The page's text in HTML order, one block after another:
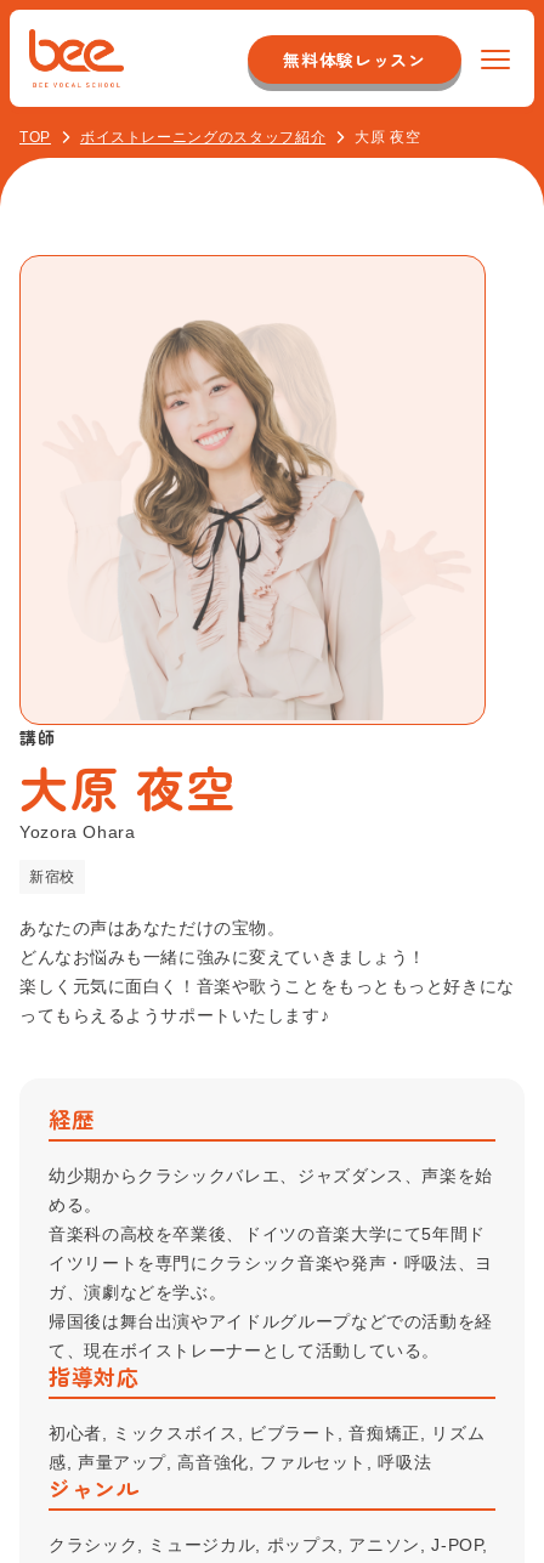
無料体験レッスン
Beeについて
店舗のこだわり
イベント紹介
最新情報
よくある質問
オンラインレッスンコース
音痴克服コース
バンドボーカルコース
プロ志望コース
弾き語りコース
声楽・ミュージカルコース
ボイストレーナー養成コース
動画サイト/SNSアップコース
大人（40代以上）のボーカルコース
趣味で歌を楽しむコース
ミックスボイス習得コース
R&Bコース
スタッフについて
校舎一覧
新宿校
池袋本校
池袋校
渋谷宮益坂校
銀座校
吉祥寺南口校
お客様の声
お問い合わせ
プライバシーポリシー
Beeボーカルスクール
Beeギタースクール
Beeボイススクール
Beeベーススクール
TOP ボイストレーニングのスタッフ紹介 大原 夜空
講師
大原 夜空
Yozora Ohara
新宿校
あなたの声はあなただけの宝物。
どんなお悩みも一緒に強みに変えていきましょう！
楽しく元気に面白く！音楽や歌うことをもっともっと好きにな
ってもらえるようサポートいたします♪
経歴
幼少期からクラシックバレエ、ジャズダンス、声楽を始
める。
音楽科の高校を卒業後、ドイツの音楽大学にて5年間ド
イツリートを専門にクラシック音楽や発声・呼吸法、ヨ
ガ、演劇などを学ぶ。
帰国後は舞台出演やアイドルグループなどでの活動を経
て、現在ボイストレーナーとして活動している。
指導対応
初心者, ミックスボイス, ビブラート, 音痴矯正, リズム
感, 声量アップ, 高音強化, ファルセット, 呼吸法
ジャンル
クラシック, ミュージカル, ポップス, アニソン, J-POP,